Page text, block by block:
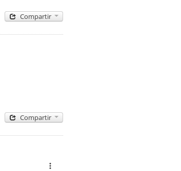
Compartir
Compartir